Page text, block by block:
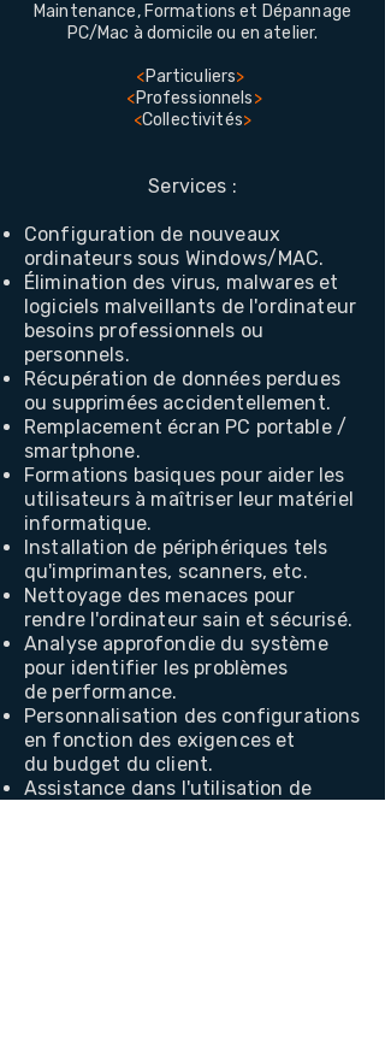
Maintenance, Formations et Dépannage
PC/Mac à domicile ou en atelier.
<Particuliers>
<Professionnels>
<Collectivités>
Services :
Configuration de nouveaux
ordinateurs sous Windows/MAC.
Élimination des virus, malwares et
logiciels malveillants de l'ordinateur
besoins professionnels ou
personnels.
Récupération de données perdues
ou supprimées accidentellement.
Remplacement écran PC portable /
smartphone.
Formations basiques pour aider les
utilisateurs à maîtriser leur matériel
informatique.
Installation de périphériques tels
qu'imprimantes, scanners, etc.
Nettoyage des menaces pour
rendre l'ordinateur sain et sécurisé.
Analyse approfondie du système
pour identifier les problèmes
de performance.
Personnalisation des configurations
en fonction des exigences et
du budget du client.
Assistance dans l'utilisation de